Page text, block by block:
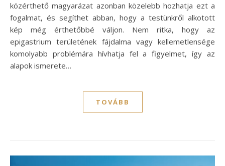
közérthető magyarázat azonban közelebb hozhatja ezt a
fogalmat, és segíthet abban, hogy a testünkről alkotott
kép még érthetőbbé váljon. Nem ritka, hogy az
epigastrium területének fájdalma vagy kellemetlensége
komolyabb problémára hívhatja fel a figyelmet, így az
alapok ismerete…
TOVÁBB